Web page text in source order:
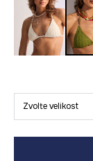
Zvolte velikost